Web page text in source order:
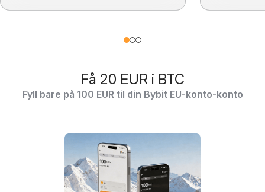
Få 20 EUR i BTC
Fyll bare på 100 EUR til din Bybit EU-konto-konto